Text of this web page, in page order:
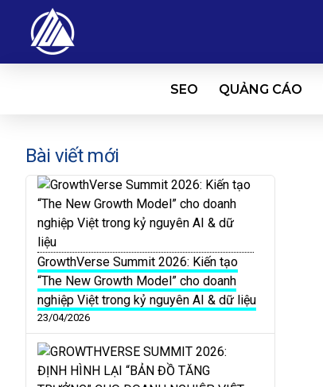
SEO QUẢNG CÁO
Bài viết mới
GrowthVerse Summit 2026: Kiến tạo
“The New Growth Model” cho doanh
nghiệp Việt trong kỷ nguyên AI & dữ liệu
23/04/2026